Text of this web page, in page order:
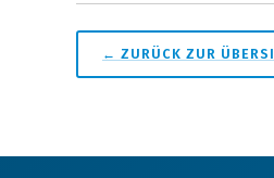
← ZURÜCK ZUR